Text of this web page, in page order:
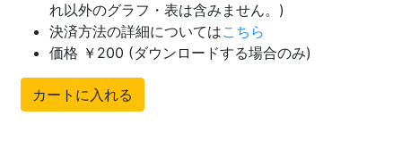
れ以外のグラフ・表は含みません。)
決済方法の詳細についてはこちら
価格 ￥200 (ダウンロードする場合のみ)
カートに入れる